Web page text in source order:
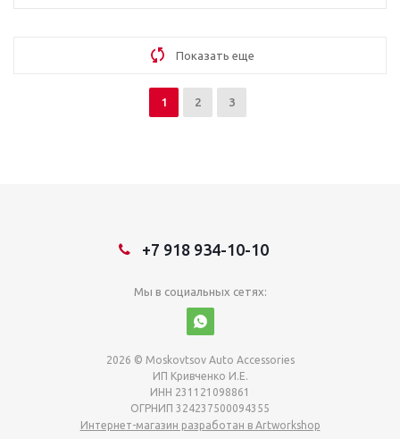
Показать еще
1 2 3
+7 918 934-10-10
Мы в социальных сетях:
2026 © Moskovtsov Auto Accessories
ИП Кривченко И.Е.
ИНН 231121098861
ОГРНИП 324237500094355
Интернет-магазин разработан в Artworkshop